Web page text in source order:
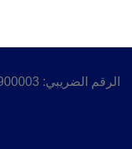
الرقم الضريبي: 300378373900003